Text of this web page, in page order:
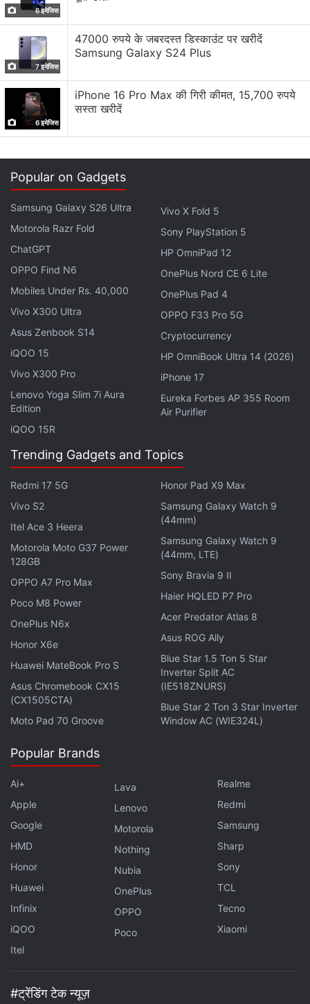
क्लाउड फ्लैश को पेश करते हुए कहा, “टेक सेवी कंज्यूमर के लिए क्लाउड
फ्लैश बेहतरीन पैकेज है। इसका डिजाइन शानदार है और परफॉर्मेंस भी
बेहतरीन। हम गैजेट्स 360 के साथ एक्सक्लूसिव समझौता करके भी
खुश हैं। उम्मीद है कि हम अपने उपभोक्ताओं के भरोसे पर खरा उतरेंगे।”
ज्ञात हो कि गैजेट्स 360 इंटेक्स क्लाउड फ्लैश का एक्सक्लूसिव
ऑनलाइन रिटेल पार्टनर है।
एक्सक्लूसिव ऑफर के लिए गैजेट्स 360
हमें
गूगल समाचार पर फॉलो करें।
ये भी पढ़े:
6 इमेजिस
7 इमेजिस
47000 रुपये के जबरदस्त डिस्काउंट पर खरीदें
Samsung Galaxy S24 Plus
6 इमेजिस
iPhone 16 Pro Max की गिरी कीमत, 15,700 रुपये
सस्ता खरीदें
Popular on Gadgets
Samsung Galaxy S26 Ultra
Motorola Razr Fold
ChatGPT
OPPO Find N6
Mobiles Under Rs. 40,000
Vivo X300 Ultra
Asus Zenbook S14
iQOO 15
Vivo X300 Pro
Lenovo Yoga Slim 7i Aura
Edition
iQOO 15R
Vivo X Fold 5
Sony PlayStation 5
HP OmniPad 12
OnePlus Nord CE 6 Lite
OnePlus Pad 4
OPPO F33 Pro 5G
Cryptocurrency
HP OmniBook Ultra 14 (2026)
iPhone 17
Eureka Forbes AP 355 Room
Air Purifier
Trending Gadgets and Topics
Redmi 17 5G
Vivo S2
Itel Ace 3 Heera
Motorola Moto G37 Power
128GB
OPPO A7 Pro Max
Poco M8 Power
OnePlus N6x
Honor X6e
Huawei MateBook Pro S
Asus Chromebook CX15
(CX1505CTA)
Moto Pad 70 Groove
Honor Pad X9 Max
Samsung Galaxy Watch 9
(44mm)
Samsung Galaxy Watch 9
(44mm, LTE)
Sony Bravia 9 II
Haier HQLED P7 Pro
Acer Predator Atlas 8
Asus ROG Ally
Blue Star 1.5 Ton 5 Star
Inverter Split AC
(IE518ZNURS)
Blue Star 2 Ton 3 Star Inverter
Window AC (WIE324L)
Popular Brands
Ai+
Apple
Google
HMD
Honor
Huawei
Infinix
iQOO
Itel
Lava
Lenovo
Motorola
Nothing
Nubia
OnePlus
OPPO
Poco
Realme
Redmi
Samsung
Sharp
Sony
TCL
Tecno
Xiaomi
#ट्रेंडिंग टेक न्यूज़